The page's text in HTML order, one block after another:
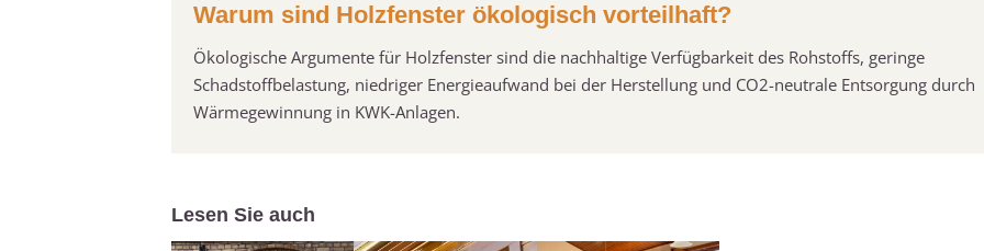
Warum sind Holzfenster ökologisch vorteilhaft?
Ökologische Argumente für Holzfenster sind die nachhaltige Verfügbarkeit des Rohstoffs, geringe
Schadstoffbelastung, niedriger Energieaufwand bei der Herstellung und CO2-neutrale Entsorgung durch
Wärmegewinnung in KWK-Anlagen.
Lesen Sie auch